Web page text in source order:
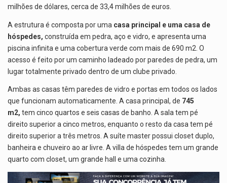
milhões de dólares, cerca de 33,4 milhões de euros.
A estrutura é composta por uma casa principal e uma casa de
hóspedes, construída em pedra, aço e vidro, e apresenta uma
piscina infinita e uma cobertura verde com mais de 690 m2. O
acesso é feito por um caminho ladeado por paredes de pedra, um
lugar totalmente privado dentro de um clube privado.
Ambas as casas têm paredes de vidro e portas em todos os lados
que funcionam automaticamente. A casa principal, de 745
m2, tem cinco quartos e seis casas de banho. A sala tem pé
direito superior a cinco metros, enquanto o resto da casa tem pé
direito superior a três metros. A suíte master possui closet duplo,
banheira e chuveiro ao ar livre. A villa de hóspedes tem um grande
quarto com closet, um grande hall e uma cozinha.